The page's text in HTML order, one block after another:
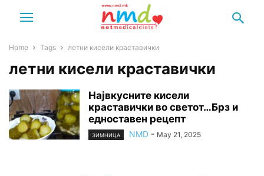
Home Tags летни кисели краставички
летни кисели краставички
Највкусните кисели
краставички во светот…Брз и
едноставен рецепт
ЗИМНИЦА NMD - May 21, 2025